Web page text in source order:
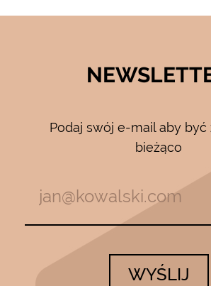
Podaj swój e-mail aby być
bieżąco
WYŚLIJ